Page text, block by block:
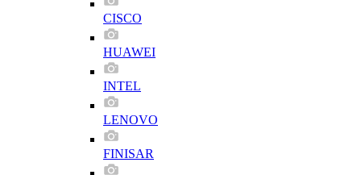
CISCO
HUAWEI
INTEL
LENOVO
FINISAR